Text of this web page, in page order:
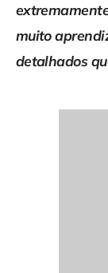
muito
detalhados